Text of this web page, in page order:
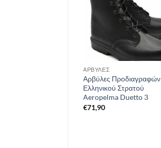
ΑΡΒΎΛΕΣ
Αρβύλες Προδιαγραφών
Ελληνικού Στρατού
Aeropelma Duetto 3
€71,90